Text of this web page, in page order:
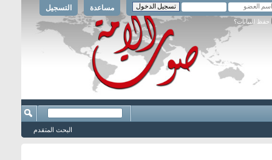
التسجيل مساعدة
حفظ البيانات؟
البحث المتقدم